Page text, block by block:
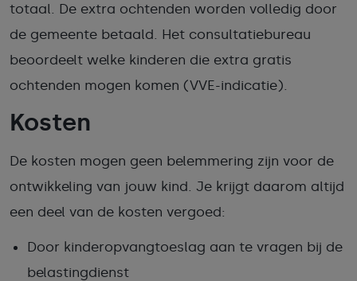
totaal. De extra ochtenden worden volledig door
de gemeente betaald. Het consultatiebureau
beoordeelt welke kinderen die extra gratis
ochtenden mogen komen (VVE-indicatie).
Kosten
De kosten mogen geen belemmering zijn voor de
ontwikkeling van jouw kind. Je krijgt daarom altijd
een deel van de kosten vergoed:
Door kinderopvangtoeslag aan te vragen bij de
belastingdienst